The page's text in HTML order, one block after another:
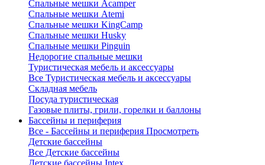
Спальные мешки Acamper
Спальные мешки Atemi
Спальные мешки KingCamp
Спальные мешки Husky
Спальные мешки Pinguin
Недорогие спальные мешки
Туристическая мебель и аксессуары
Все Туристическая мебель и аксессуары
Складная мебель
Посуда туристическая
Газовые плиты, грили, горелки и баллоны
Бассейны и периферия
Все - Бассейны и периферия Просмотреть
Детские бассейны
Все Детские бассейны
Детские бассейны Intex